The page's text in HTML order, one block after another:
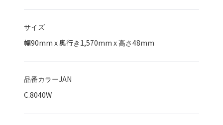
サイズ
幅90mm x 奥行き 1,570mm x 高さ48mm
品番カラーJAN
C.8040W